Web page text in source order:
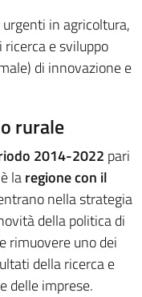
in agricoltura,
e sviluppo
di innovazione e
rurale
2014-2022 pari
laregione con il
nella strategia
della politica di
rimuovere uno dei
della ricerca e
delle imprese.